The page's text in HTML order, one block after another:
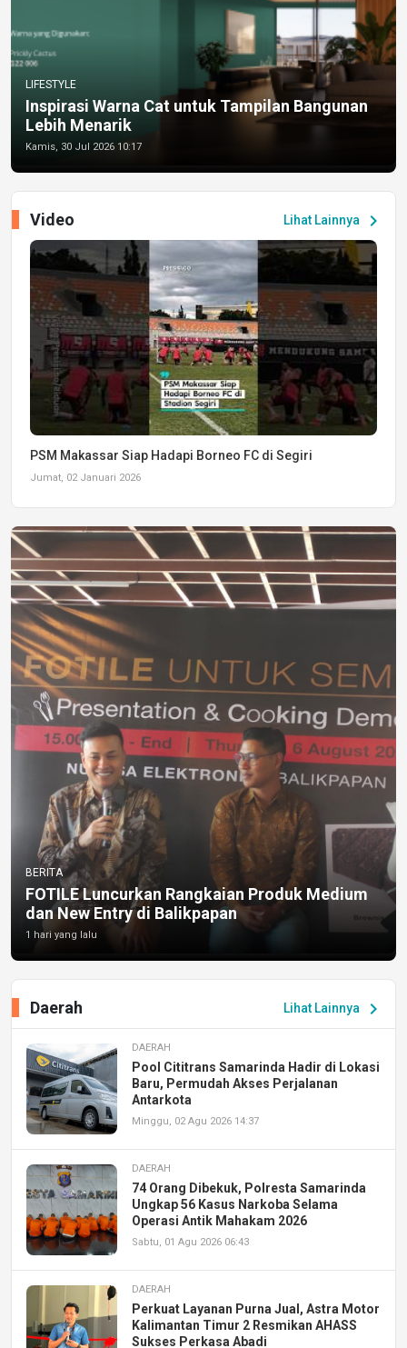
LIFESTYLE
Inspirasi Warna Cat untuk Tampilan Bangunan
Lebih Menarik
Kamis, 30 Jul 2026 10:17
Lihat Lainnya chevron_right
Video
PSM Makassar Siap Hadapi Borneo FC di Segiri
Jumat, 02 Januari 2026
BERITA
FOTILE Luncurkan Rangkaian Produk Medium
dan New Entry di Balikpapan
1 hari yang lalu
Lihat Lainnya chevron_right
Daerah
DAERAH
Pool Cititrans Samarinda Hadir di Lokasi
Baru, Permudah Akses Perjalanan
Antarkota
Minggu, 02 Agu 2026 14:37
DAERAH
74 Orang Dibekuk, Polresta Samarinda
Ungkap 56 Kasus Narkoba Selama
Operasi Antik Mahakam 2026
Sabtu, 01 Agu 2026 06:43
DAERAH
Perkuat Layanan Purna Jual, Astra Motor
Kalimantan Timur 2 Resmikan AHASS
Sukses Perkasa Abadi